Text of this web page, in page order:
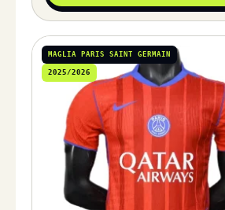
MAGLIA PARIS SAINT GERMAIN
2025/2026